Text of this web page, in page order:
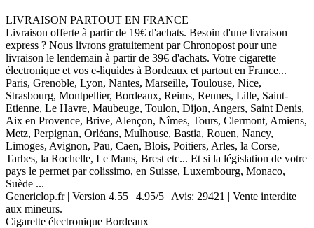
LIVRAISON PARTOUT EN FRANCE
Livraison offerte à partir de 19€ d'achats. Besoin d'une livraison
express ? Nous livrons gratuitement par Chronopost pour une
livraison le lendemain à partir de 39€ d'achats. Votre cigarette
électronique et vos e-liquides à Bordeaux et partout en France...
Paris, Grenoble, Lyon, Nantes, Marseille, Toulouse, Nice,
Strasbourg, Montpellier, Bordeaux, Reims, Rennes, Lille, Saint-
Etienne, Le Havre, Maubeuge, Toulon, Dijon, Angers, Saint Denis,
Aix en Provence, Brive, Alençon, Nîmes, Tours, Clermont, Amiens,
Metz, Perpignan, Orléans, Mulhouse, Bastia, Rouen, Nancy,
Limoges, Avignon, Pau, Caen, Blois, Poitiers, Arles, la Corse,
Tarbes, la Rochelle, Le Mans, Brest etc... Et si la législation de votre
pays le permet par colissimo, en Suisse, Luxembourg, Monaco,
Suède ...
Genericlop.fr| Version 4.55 | 4.95/5 | Avis: 29421 | Vente interdite
aux mineurs.
Cigarette électronique Bordeaux